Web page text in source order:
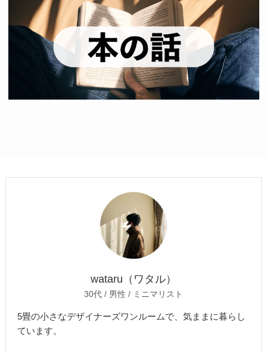
wataru（ワタル）
30代 / 男性 / ミニマリスト
5畳の小さなデザイナーズワンルームで、気ままに暮らし
ています。